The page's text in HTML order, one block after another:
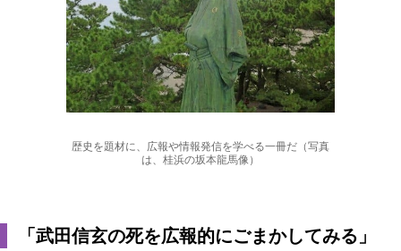
歴史を題材に、広報や情報発信を学べる一冊だ（写真
は、桂浜の坂本龍馬像）
「武田信玄の死を広報的にごまかしてみる」